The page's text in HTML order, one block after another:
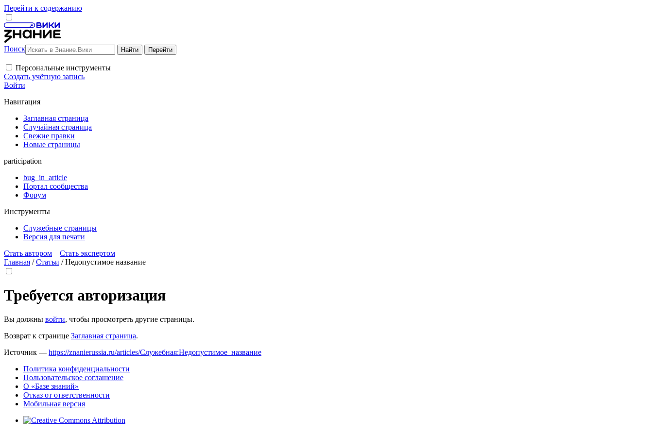
Перейти к содержанию
Поиск
Персональные инструменты
Создать учётную запись
Войти
Навигация
Заглавная страница
Случайная страница
Свежие правки
Новые страницы
participation
bug_in_article
Портал сообщества
Форум
Инструменты
Служебные страницы
Версия для печати
Стать автором
Стать экспертом
Главная /Статьи /Недопустимое название
Требуется авторизация
Вы должны войти, чтобы просмотреть другие страницы.
Возврат к странице Заглавная страница.
Источник — https://znanierussia.ru/articles/Служебная:Недопустимое_название
Политика конфиденциальности
Пользовательское соглашение
О «Базе знаний»
Отказ от ответственности
Мобильная версия